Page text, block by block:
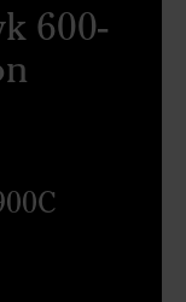
600-